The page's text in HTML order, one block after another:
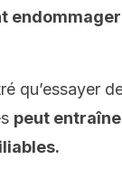
qu’essayer
peut